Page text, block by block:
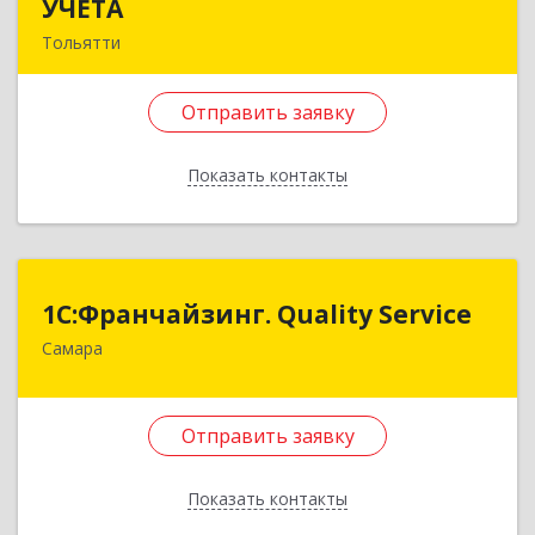
УЧЕТА
Тольятти
Отправить заявку
Показать контакты
Победы ул, дом № 13Б, кв.102
1С:Франчайзинг. Quality Service
Самара
Отправить заявку
Показать контакты
1С:Франчайзинг. Quality Service
город мкр.) ул, дом № 12, кв.30